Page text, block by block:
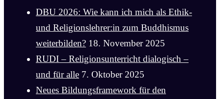
DBU 2026: Wie kann ich mich als Ethik-
und Religionslehrer:in zum Buddhismus
weiterbilden? 18. November 2025
RUDI – Religionsunterricht dialogisch –
und für alle 7. Oktober 2025
Neues Bildungsframework für den